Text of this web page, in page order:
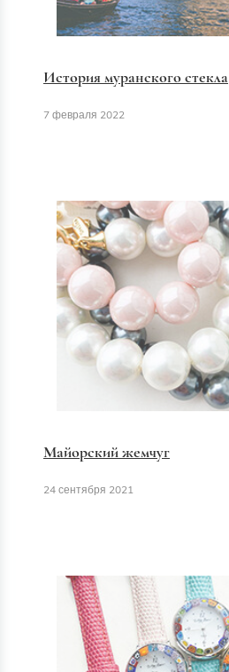
История муранского стекла
7 февраля 2022
Майорский жемчуг
24 сентября 2021